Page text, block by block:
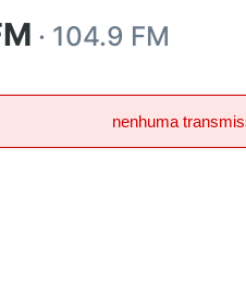
· 104.9 FM
nenhuma